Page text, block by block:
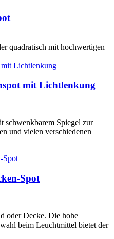
quadratisch mit hochwertigen
mit Lichtlenkung
schwenkbarem Spiegel zur
und vielen verschiedenen
Spot
oder Decke. Die hohe
beim Leuchtmittel bietet der